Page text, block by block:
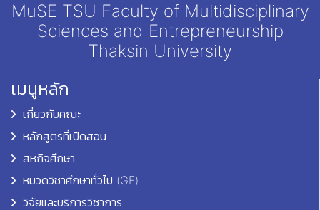
MuSE TSU Faculty of Multidisciplinary
Sciences and Entrepreneurship
Thaksin University
เมนูหลัก
เกี่ยวกับคณะ
หลักสูตรที่เปิดสอน
สหกิจศึกษา
หมวดวิชาศึกษาทั่วไป (GE)
วิจัยและบริการวิชาการ